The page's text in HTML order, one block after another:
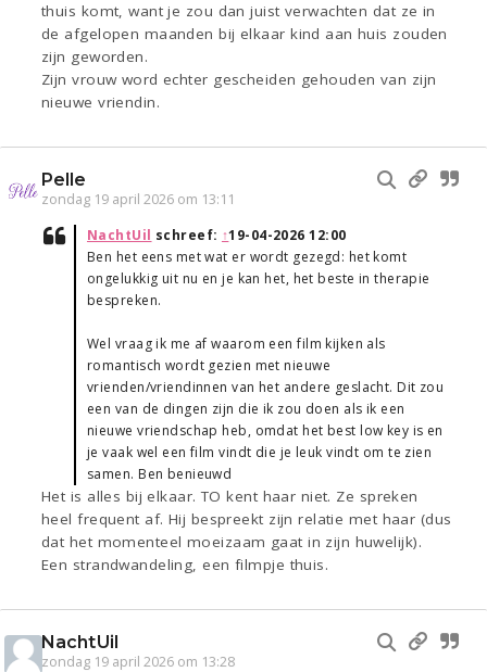
thuis komt, want je zou dan juist verwachten dat ze in
de afgelopen maanden bij elkaar kind aan huis zouden
zijn geworden.
Zijn vrouw word echter gescheiden gehouden van zijn
nieuwe vriendin.
Pelle
zondag 19 april 2026 om 13:11
NachtUil schreef: ↑19-04-2026 12:00
Ben het eens met wat er wordt gezegd: het komt
ongelukkig uit nu en je kan het, het beste in therapie
bespreken.
Wel vraag ik me af waarom een film kijken als
romantisch wordt gezien met nieuwe
vrienden/vriendinnen van het andere geslacht. Dit zou
een van de dingen zijn die ik zou doen als ik een
nieuwe vriendschap heb, omdat het best low key is en
je vaak wel een film vindt die je leuk vindt om te zien
samen. Ben benieuwd
Het is alles bij elkaar. TO kent haar niet. Ze spreken
heel frequent af. Hij bespreekt zijn relatie met haar (dus
dat het momenteel moeizaam gaat in zijn huwelijk).
Een strandwandeling, een filmpje thuis.
NachtUil
zondag 19 april 2026 om 13:28